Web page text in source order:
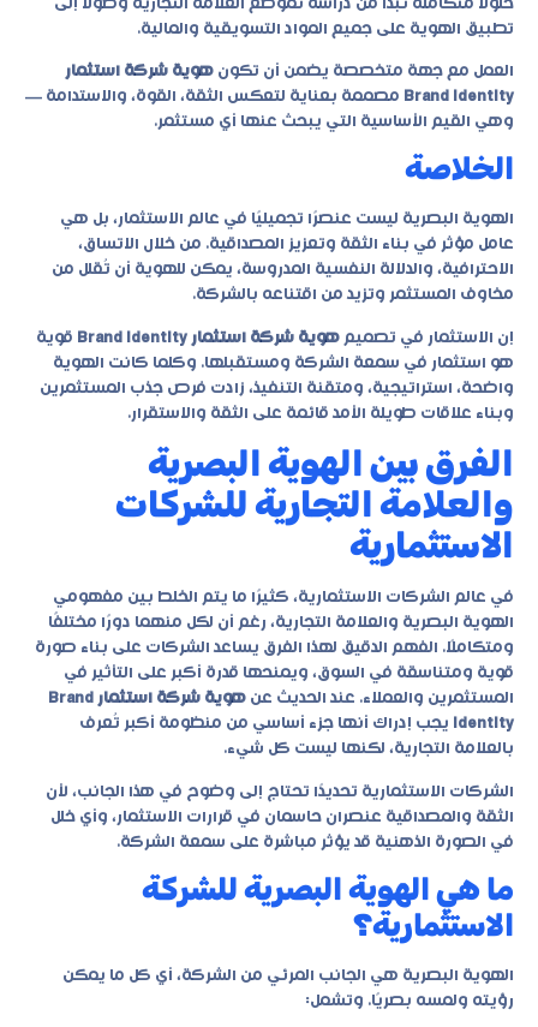
حلولًا متكاملة تبدأ من دراسة تموضع العلامة التجارية وصولًا إلى
تطبيق الهوية على جميع المواد التسويقية والمالية.
العمل مع جهة متخصصة يضمن أن تكون هوية شركة استثمار
Brand Identity مصممة بعناية لتعكس الثقة، القوة، والاستدامة —
وهي القيم الأساسية التي يبحث عنها أي مستثمر.
الخلاصة
الهوية البصرية ليست عنصرًا تجميليًا في عالم الاستثمار، بل هي
عامل مؤثر في بناء الثقة وتعزيز المصداقية. من خلال الاتساق،
الاحترافية، والدلالة النفسية المدروسة، يمكن للهوية أن تُقلل من
مخاوف المستثمر وتزيد من اقتناعه بالشركة.
إن الاستثمار في تصميم هوية شركة استثمار Brand Identity
قوية
هو استثمار في سمعة الشركة ومستقبلها. وكلما كانت الهوية
واضحة، استراتيجية، ومتقنة التنفيذ، زادت فرص جذب المستثمرين
وبناء علاقات طويلة الأمد قائمة على الثقة والاستقرار.
الفرق بين الهوية البصرية
والعلامة التجارية للشركات
الاستثمارية
في عالم الشركات الاستثمارية، كثيرًا ما يتم الخلط بين مفهومي
الهوية البصرية والعلامة التجارية، رغم أن لكل منهما دورًا مختلفًا
ومتكاملًا. الفهم الدقيق لهذا الفرق يساعد الشركات على بناء صورة
قوية ومتناسقة في السوق، ويمنحها قدرة أكبر على التأثير في
المستثمرين والعملاء. عند الحديث عن
هوية شركة استثمار Brand
Identity يجب إدراك أنها جزء أساسي من منظومة أكبر تُعرف
بالعلامة التجارية، لكنها ليست كل شيء.
الشركات الاستثمارية تحديدًا تحتاج إلى وضوح في هذا الجانب، لأن
الثقة والمصداقية عنصران حاسمان في قرارات الاستثمار، وأي خلل
في الصورة الذهنية قد يؤثر مباشرة على سمعة الشركة.
ما هي الهوية البصرية للشركة
الاستثمارية؟
الهوية البصرية هي الجانب المرئي من الشركة، أي كل ما يمكن
رؤيته ولمسه بصريًا. وتشمل: